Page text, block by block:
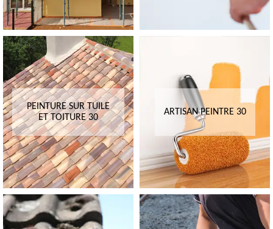
PEINTURE SUR TUILE
ET TOITURE 30
ARTISAN PEINTRE 30